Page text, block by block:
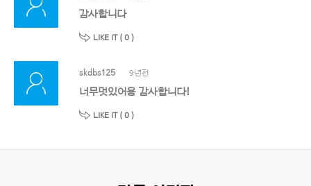
감사합니다
LIKE IT ( 0 )
skdbs125 9년전
너무멋있어용 감사합니다!
LIKE IT ( 0 )